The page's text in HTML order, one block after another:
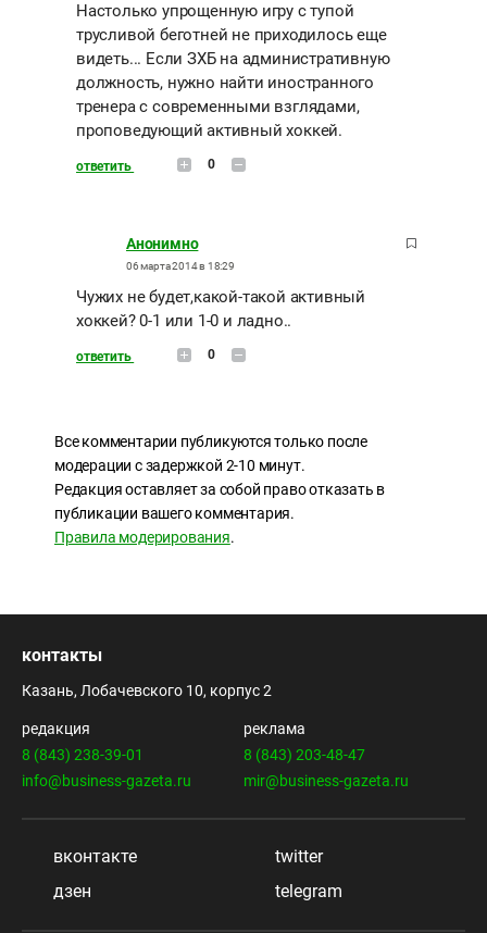
Настолько упрощенную игру с тупой
трусливой беготней не приходилось еще
видеть... Если ЗХБ на административную
должность, нужно найти иностранного
тренера с современными взглядами,
проповедующий активный хоккей.
ответить 0
Анонимно
06 марта 2014 в 18:29
Чужих не будет,какой-такой активный
хоккей? 0-1 или 1-0 и ладно..
ответить 0
Все комментарии публикуются только после
модерации с задержкой 2-10 минут.
Редакция оставляет за собой право отказать в
публикации вашего комментария.
Правила модерирования.
контакты
Казань, Лобачевского 10, корпус 2
редакция
8 (843) 238-39-01
info@business-gazeta.ru
реклама
8 (843) 203-48-47
mir@business-gazeta.ru
вконтакте
twitter
дзен
telegram